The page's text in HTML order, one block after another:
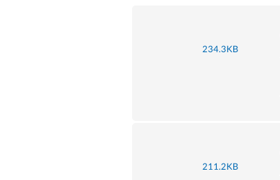
234.3KB
211.2KB